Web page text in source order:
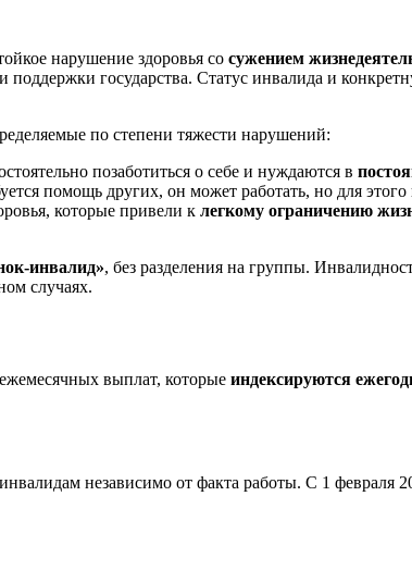
нарушение здоровья со сужением
и поддержки государства. Статус инвалида и
по степени тяжести нарушений:
позаботиться о себе и нуждаются в
помощь других, он может работать, но для этого
которые привели к легкому ограничению
инвалид», без разделения на группы.
случаях.
выплат, которые индексируются
независимо от факта работы. С 1 февраля